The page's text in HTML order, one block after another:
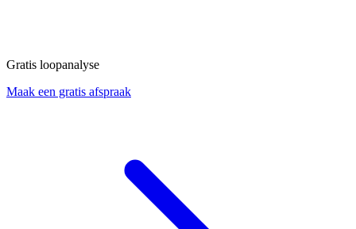
Gratis loopanalyse
Maak een gratis afspraak